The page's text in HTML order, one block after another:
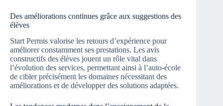
Des améliorations continues grâce aux suggestions des
élèves
Start Permis valorise les retours d’expérience pour
améliorer constamment ses prestations. Les avis
constructifs des élèves jouent un rôle vital dans
l’évolution des services, permettant ainsi à l’auto-école
de cibler précisément les domaines nécessitant des
améliorations et de développer des solutions adaptées.